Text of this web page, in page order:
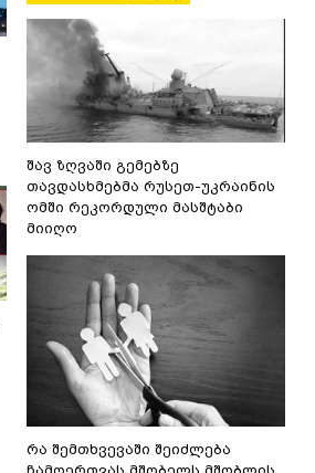
შავ ზღვაში გემებზე
თავდასხმებმა რუსეთ-უკრაინის
ომში რეკორდული მასშტაბი
მიიღო
რა შემთხვევაში შეიძლება